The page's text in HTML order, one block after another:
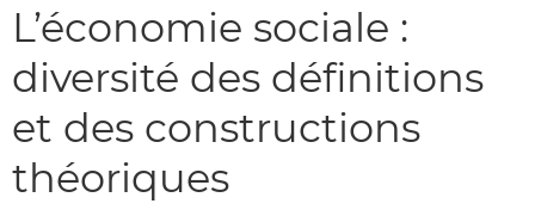
L’économie sociale :
diversité des définitions
et des constructions
théoriques